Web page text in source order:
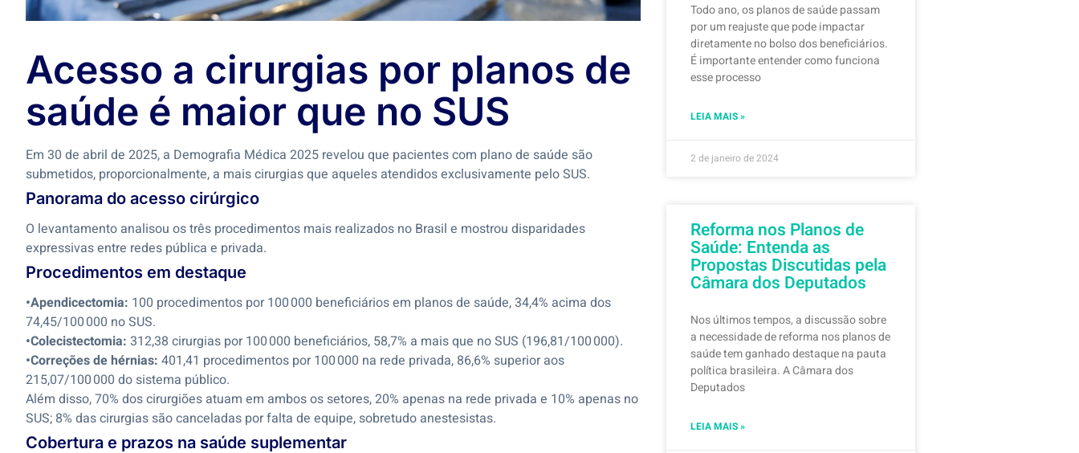
Acesso a cirurgias por planos de
saúde é maior que no SUS
Em 30 de abril de 2025, a Demografia Médica 2025 revelou que pacientes com plano de saúde são
submetidos, proporcionalmente, a mais cirurgias que aqueles atendidos exclusivamente pelo SUS.
Panorama do acesso cirúrgico
O levantamento analisou os três procedimentos mais realizados no Brasil e mostrou disparidades
expressivas entre redes pública e privada.
Procedimentos em destaque
•Apendicectomia: 100 procedimentos por 100 000 beneficiários em planos de saúde, 34,4% acima dos
74,45/100 000 no SUS.
•Colecistectomia: 312,38 cirurgias por 100 000 beneficiários, 58,7% a mais que no SUS (196,81/100 000).
•Correções de hérnias: 401,41 procedimentos por 100 000 na rede privada, 86,6% superior aos
215,07/100 000 do sistema público.
Além disso, 70% dos cirurgiões atuam em ambos os setores, 20% apenas na rede privada e 10% apenas no
SUS; 8% das cirurgias são canceladas por falta de equipe, sobretudo anestesistas.
Cobertura e prazos na saúde suplementar
Todo ano, os planos de saúde passam
por um reajuste que pode impactar
diretamente no bolso dos beneficiários.
É importante entender como funciona
esse processo
LEIA MAIS »
2 de janeiro de 2024
Reforma nos Planos de
Saúde: Entenda as
Propostas Discutidas pela
Câmara dos Deputados
Nos últimos tempos, a discussão sobre
a necessidade de reforma nos planos de
saúde tem ganhado destaque na pauta
política brasileira. A Câmara dos
Deputados
LEIA MAIS »